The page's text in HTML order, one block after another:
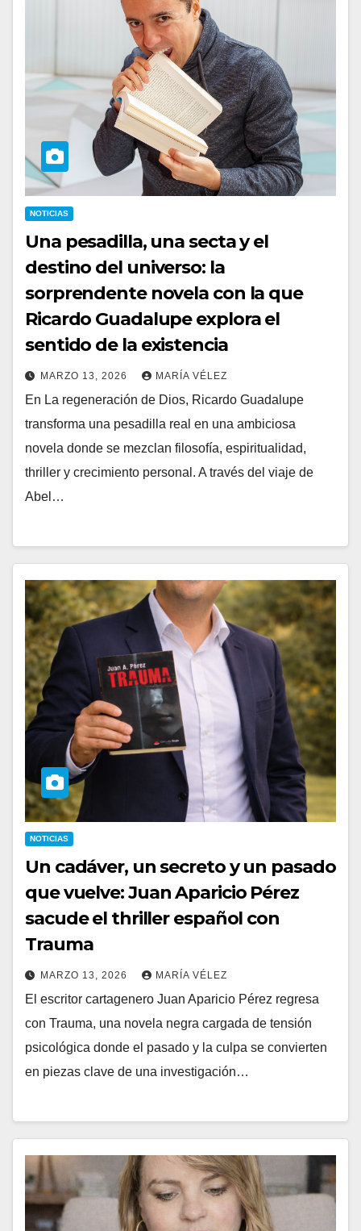
NOTICIAS
Una pesadilla, una secta y el
destino del universo: la
sorprendente novela con la que
Ricardo Guadalupe explora el
sentido de la existencia
MARZO 13, 2026 MARÍA VÉLEZ
En La regeneración de Dios, Ricardo Guadalupe
transforma una pesadilla real en una ambiciosa
novela donde se mezclan filosofía, espiritualidad,
thriller y crecimiento personal. A través del viaje de
Abel…
NOTICIAS
Un cadáver, un secreto y un pasado
que vuelve: Juan Aparicio Pérez
sacude el thriller español con
Trauma
MARZO 13, 2026 MARÍA VÉLEZ
El escritor cartagenero Juan Aparicio Pérez regresa
con Trauma, una novela negra cargada de tensión
psicológica donde el pasado y la culpa se convierten
en piezas clave de una investigación…